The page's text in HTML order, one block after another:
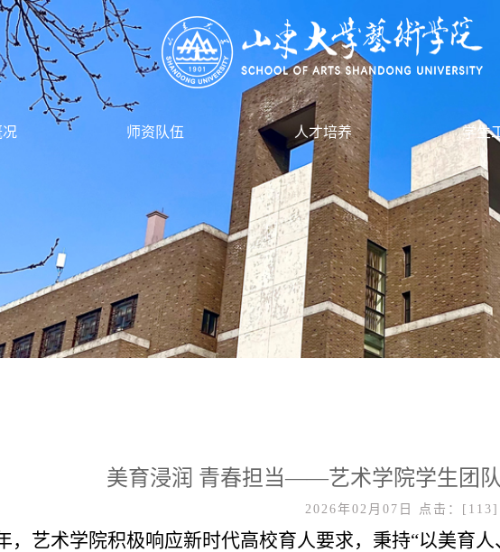
况 师资队伍 人才培养 学生
美育浸润 青春担当——艺术学院学生团
2026年02月07日 点击：[ 113]
，艺术学院积极响应新时代高校育人要求，秉持“以美育